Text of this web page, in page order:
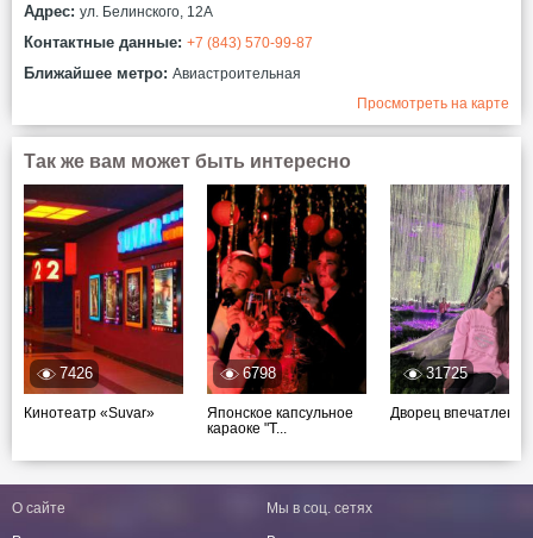
Адрес: ул. Белинского, 12А
Контактные данные: +7 (843) 570-99-87
Ближайшее метро: Авиастроительная
Просмотреть на карте
Так же вам может быть интересно
7426
Кинотеатр «Suvar»
6798
Японское капсульное
караоке "T...
31725
Дворец впечатлений
О сайте
Мы в соц. сетях